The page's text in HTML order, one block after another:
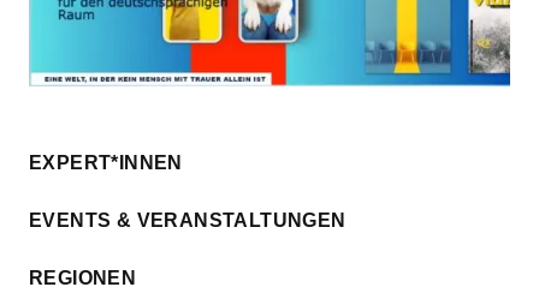
EXPERT*INNEN
EVENTS & VERANSTALTUNGEN
REGIONEN